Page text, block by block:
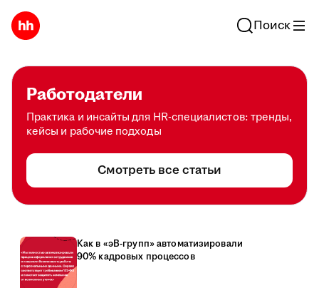
Поиск
Работодатели
Практика и инсайты для HR-специалистов: тренды,
кейсы и рабочие подходы
Смотреть все статьи
Как в «эВ-групп» автоматизировали
90% кадровых процессов